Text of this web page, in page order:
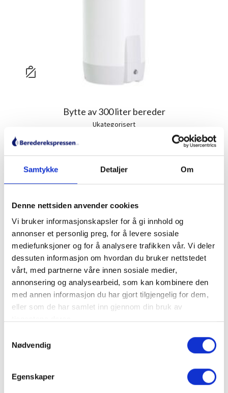
Samtykke Detaljer Om
Denne nettsiden anvender cookies
Vi bruker informasjonskapsler for å gi innhold og
annonser et personlig preg, for å levere sosiale
mediefunksjoner og for å analysere trafikken vår. Vi deler
dessuten informasjon om hvordan du bruker nettstedet
vårt, med partnerne våre innen sosiale medier,
annonsering og analysearbeid, som kan kombinere den
med annen informasjon du har gjort tilgjengelig for dem,
eller som de har samlet inn gjennom din bruk av
Nødvendig
Egenskaper
Bytte av 300 liter bereder
Ukategorisert